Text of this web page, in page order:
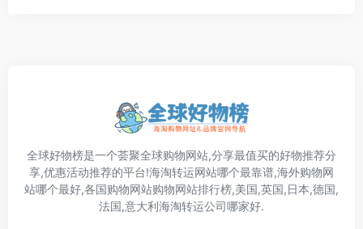
全球好物榜是一个荟聚全球购物网站,分享最值买的好物推荐分
享,优惠活动推荐的平台!海淘转运网站哪个最靠谱,海外购物网
站哪个最好,各国购物网站购物网站排行榜,美国,英国,日本,德国,
法国,意大利海淘转运公司哪家好.